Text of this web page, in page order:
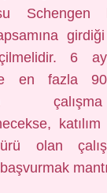
Schengen
6
en fazla
olan